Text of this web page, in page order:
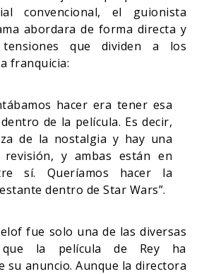
convencional, el guionista
abordara de forma directa y
que dividen a los
franquicia:
hacer era tener esa
de la película. Es decir,
de la nostalgia y hay una
y ambas están en
sí. Queríamos hacer la
dentro de Star Wars”.
fue solo una de las diversas
que la película de Rey ha
su anuncio. Aunque la directora